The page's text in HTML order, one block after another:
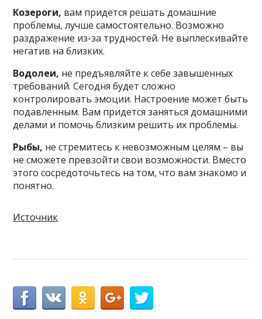
Козероги, вам придется решать домашние
проблемы, лучше самостоятельно. Возможно
раздражение из-за трудностей. Не выплескивайте
негатив на близких.
Водолеи, не предъявляйте к себе завышенных
требований. Сегодня будет сложно
контролировать эмоции. Настроение может быть
подавленным. Вам придется заняться домашними
делами и помочь близким решить их проблемы.
Рыбы, не стремитесь к невозможным целям – вы
не сможете превзойти свои возможности. Вместо
этого сосредоточьтесь на том, что вам знакомо и
понятно.
Источник